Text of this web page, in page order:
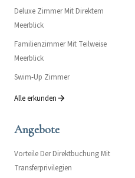
Deluxe Zimmer Mit Direktem
Meerblick
Familienzimmer Mit Teilweise
Meerblick
Swim-Up Zimmer
Alle erkunden
Angebote
Vorteile Der Direktbuchung Mit
Transferprivilegien